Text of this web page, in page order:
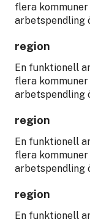
flera
arbetspendling
region
En funktionell
flera
arbetspendling
region
En funktionell
flera
arbetspendling
region
En funktionell